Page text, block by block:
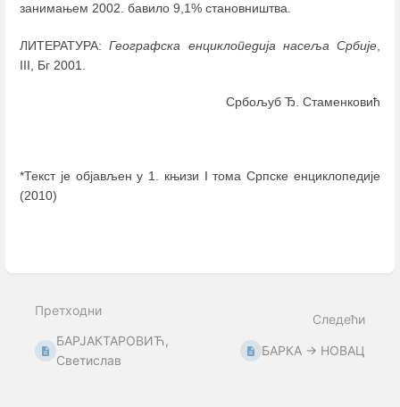
занимањем 2002. бавило 9,1% становништва.
ЛИТЕРАТУРА:Географска енциклопедија насеља Србије
III, Бг 2001.
Србољуб Ђ. Стаменковић
*Текст је објављен у 1. књизи I тома Српске енциклопедије
(2010)
mode
Претходни
БАРЈАКТАРОВИЋ,
Светислав
Следећи
БАРКА → НОВАЦ